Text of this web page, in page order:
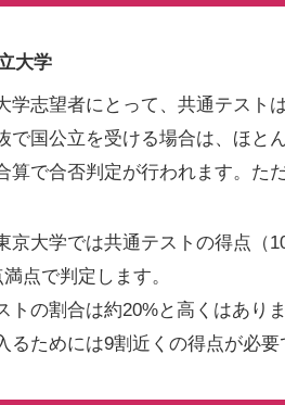
大学
学志望者にとって、共通テスト
で国公立を受ける場合は、ほと
算で合否判定が行われます。た
京大学では共通テストの得点（
点で判定します。
トの割合は約20%と高くはあり
るためには9割近くの得点が必要